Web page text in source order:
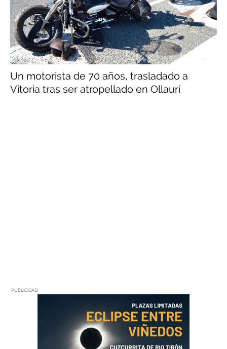
Un motorista de 70 años, trasladado a
Vitoria tras ser atropellado en Ollauri
PUBLICIDAD